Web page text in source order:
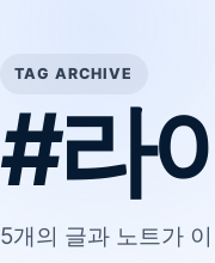
TAG ARCHIVE
#라
5개의 글과 노트가